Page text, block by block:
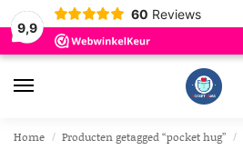
9,9
60 Reviews
Home / Producten getagged “pocket hug” /